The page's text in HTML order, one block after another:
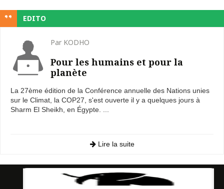
EDITO
Par KODHO
Pour les humains et pour la
planète
La 27ème édition de la Conférence annuelle des Nations unies
sur le Climat, la COP27, s'est ouverte il y a quelques jours à
Sharm El Sheikh, en Égypte. ...
Lire la suite